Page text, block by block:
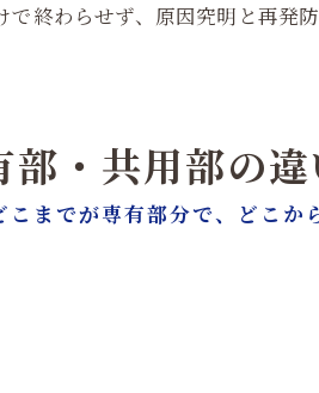
終わらせず、原因究明と再発
・共用部の違
までが専有部分で、どこか